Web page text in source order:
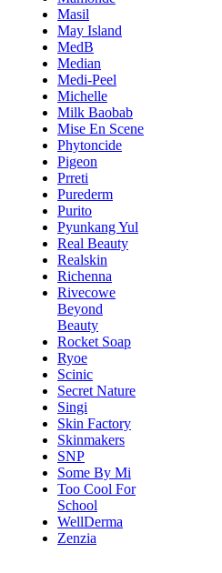
Masil
May Island
MedB
Median
Medi-Peel
Michelle
Milk Baobab
Mise En Scene
Phytoncide
Pigeon
Prreti
Purederm
Purito
Pyunkang Yul
Real Beauty
Realskin
Richenna
Rivecowe
Beyond
Beauty
Rocket Soap
Ryoe
Scinic
Secret Nature
Singi
Skin Factory
Skinmakers
SNP
Some By Mi
Too Cool For
School
WellDerma
Zenzia